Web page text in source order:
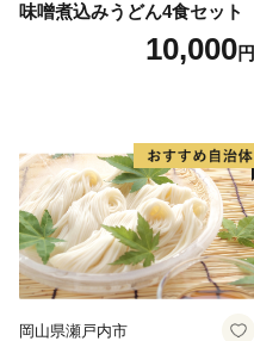
味噌煮込みうどん4食セット
10,000円
岡山県瀬戸内市